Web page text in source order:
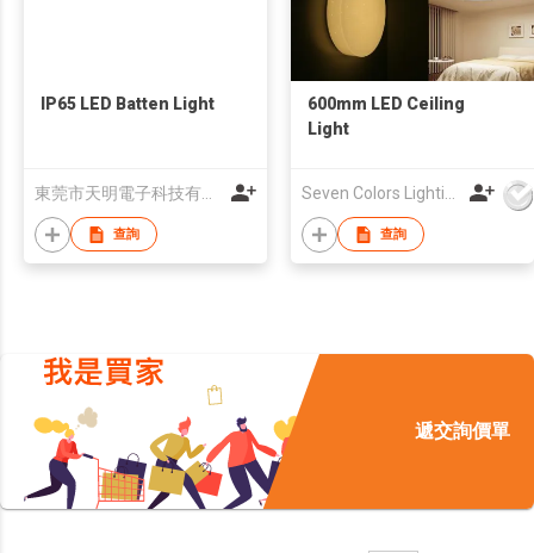
IP65 LED Batten Light
查詢
600mm LED Ceiling
Light
查詢
遞交詢價單